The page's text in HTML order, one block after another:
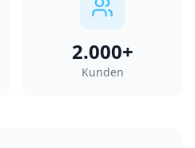
2.000+
Kunden